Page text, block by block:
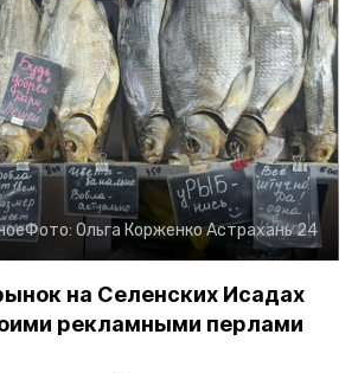
Фото: Ольга КорженкоАстрахань 24
на Селенских Исадах
рекламными перлами